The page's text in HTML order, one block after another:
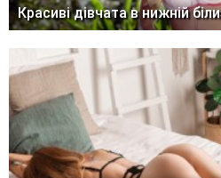
Красиві дівчата в нижній